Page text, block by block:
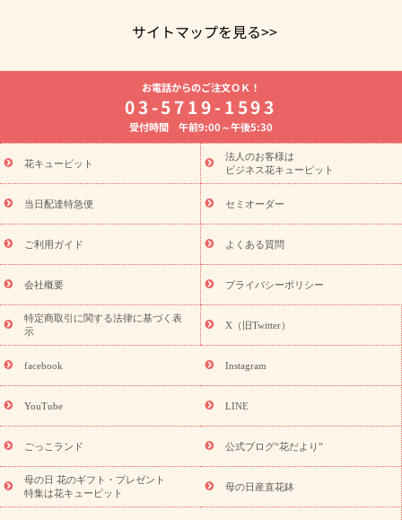
サイトマップを見る>>
よく贈られる花
お祝いの花特集
誕生日フラワーギフト特集
8月の誕生花(トルコキキョウ)
開店・開業祝い
お供え・お悔やみ お供え・お悔やみの花
通夜・葬儀に贈る花 胡蝶蘭・花鉢
ーブドフラワー
季節のイベント
ひまわり ギフト・プレゼント
特集
お盆 花（新盆・初盆） 季節のイベント
お盆 花（新
盆・初盆）
お盆 花（新盆・初盆）
お盆・お供え 花とセットギ
フト
お盆・お供え プリザーブドフラワー
ひまわり ギフト・プ
レゼント特集
夏の花贈り・お中元・暑中見舞い 花のギフト特集
敬老の日におくる花ギフト・プレゼント特集
花ギフト・プレゼント特集
敬老の日 花のおすすめランキング
敬
老の日 花鉢植えのギフト・プレゼント特集
敬老の日 花とセットギ
フト・プレゼント特集
敬老の日の花 全てのギフト一覧
キャン
ペーン
映画『ウォーターガーディアンズ』コラボキャンペーン
「きょう誕生日なんです」キャンペーン
誕生日の花を探す
誕生日フラワーギフト 誕生日フラワーギフト特集
9月の誕生花(リンドウ)
ら探す
お祝いの花特集 当日配達特急便 お祝い商品一覧
念日
結婚祝い 出産祝い 退院祝い・快気祝い
寿祝い
プチギフト ペットのお祝いフラワー
お電話からのご注文ＯＫ！
03-5719-1593
受付時間 午前9:00～午後5:30
花キューピット
法人のお客様は
ビジネス花キューピット
当日配達特急便 セミオーダー
ご利用ガイド よくある質問
会社概要 プライバシーポリシー
特定商取引に関する法律に基づく表
示
X（旧Twitter）
facebook Instagram
YouTube LINE
ごっこランド 公式ブログ“花だより”
母の日 花のギフト・プレゼント
特集は花キューピット
母の日産直花鉢